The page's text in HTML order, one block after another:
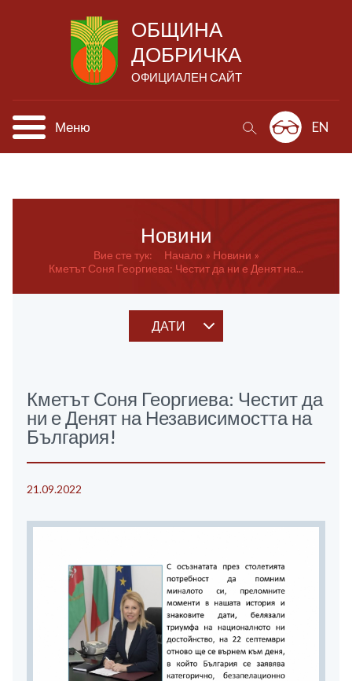
ОБЩИНА
ДОБРИЧКА
ОФИЦИАЛЕН САЙТ
Меню EN
Новини
Вие сте тук: Начало
Новини
Кметът Соня Георгиева: Честит да ни е Денят на...
ДАТИ
Кметът Соня Георгиева: Честит да
ни е Денят на Независимостта на
България!
21.09.2022